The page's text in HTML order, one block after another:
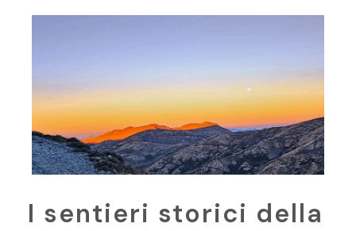
I sentieri storici della